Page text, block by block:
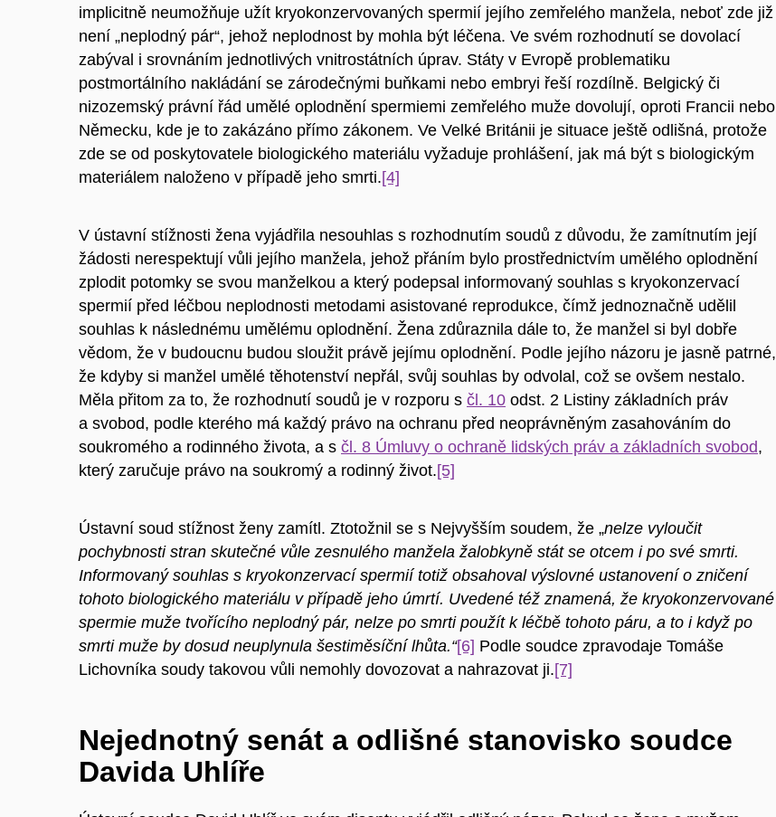
implicitně neumožňuje užít kryokonzervovaných spermií jejího zemřelého manžela, neboť zde již
není „neplodný pár“, jehož neplodnost by mohla být léčena. Ve svém rozhodnutí se dovolací
zabýval i srovnáním jednotlivých vnitrostátních úprav. Státy v Evropě problematiku
postmortálního nakládání se zárodečnými buňkami nebo embryi řeší rozdílně. Belgický či
nizozemský právní řád umělé oplodnění spermiemi zemřelého muže dovolují, oproti Francii nebo
Německu, kde je to zakázáno přímo zákonem. Ve Velké Británii je situace ještě odlišná, protože
zde se od poskytovatele biologického materiálu vyžaduje prohlášení, jak má být s biologickým
materiálem naloženo v případě jeho smrti.[4]
V ústavní stížnosti žena vyjádřila nesouhlas s rozhodnutím soudů z důvodu, že zamítnutím její
žádosti nerespektují vůli jejího manžela, jehož přáním bylo prostřednictvím umělého oplodnění
zplodit potomky se svou manželkou a který podepsal informovaný souhlas s kryokonzervací
spermií před léčbou neplodnosti metodami asistované reprodukce, čímž jednoznačně udělil
souhlas k následnému umělému oplodnění. Žena zdůraznila dále to, že manžel si byl dobře
vědom, že v budoucnu budou sloužit právě jejímu oplodnění. Podle jejího názoru je jasně patrné,
že kdyby si manžel umělé těhotenství nepřál, svůj souhlas by odvolal, což se ovšem nestalo.
Měla přitom za to, že rozhodnutí soudů je v rozporu s čl. 10 odst. 2 Listiny základních práv
a svobod, podle kterého má každý právo na ochranu před neoprávněným zasahováním do
soukromého a rodinného života, a s čl. 8 Úmluvy o ochraně lidských práv a základních svobod,
který zaručuje právo na soukromý a rodinný život.[5]
Ústavní soud stížnost ženy zamítl. Ztotožnil se s Nejvyšším soudem, že „nelze vyloučit
pochybnosti stran skutečné vůle zesnulého manžela žalobkyně stát se otcem i po své smrti.
Informovaný souhlas s kryokonzervací spermií totiž obsahoval výslovné ustanovení o zničení
tohoto biologického materiálu v případě jeho úmrtí. Uvedené též znamená, že kryokonzervované
spermie muže tvořícího neplodný pár, nelze po smrti použít k léčbě tohoto páru, a to i když po
smrti muže by dosud neuplynula šestiměsíční lhůta.“[6] Podle soudce zpravodaje Tomáše
Lichovníka soudy takovou vůli nemohly dovozovat a nahrazovat ji.[7]
Nejednotný senát a odlišné stanovisko soudce
Davida Uhlíře